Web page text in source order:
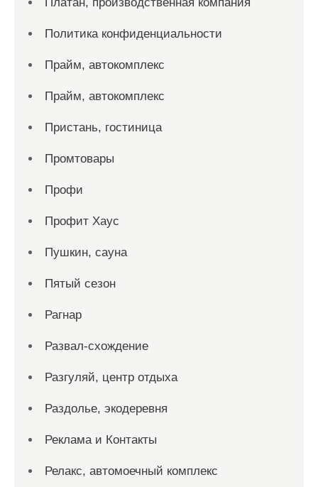
Политика конфиденциальности
Прайм, автокомплекс
Прайм, автокомплекс
Пристань, гостиница
Промтовары
Профи
Профит Хаус
Пушкин, сауна
Пятый сезон
Рагнар
Развал-схождение
Разгуляй, центр отдыха
Раздолье, экодеревня
Реклама и Контакты
Релакс, автомоечный комплекс